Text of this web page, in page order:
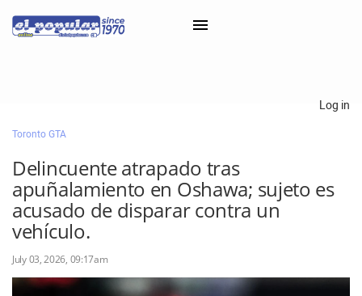
Classifieds
Categorías
Iniciar sesión con Clascal
×
Log in
Toronto GTA
Delincuente atrapado tras
apuñalamiento en Oshawa; sujeto es
acusado de disparar contra un
vehículo.
July 03, 2026, 09:17am